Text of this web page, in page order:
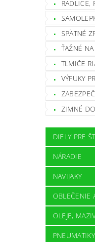
RADLICE,
SPÄTNÉ
ŤAŽNÉ
TLMIČE
VÝFUKY
ZIMNÉ
DIELY PRE
NÁRADIE
NAVIJAKY
OBLEČENIE
OLEJE,